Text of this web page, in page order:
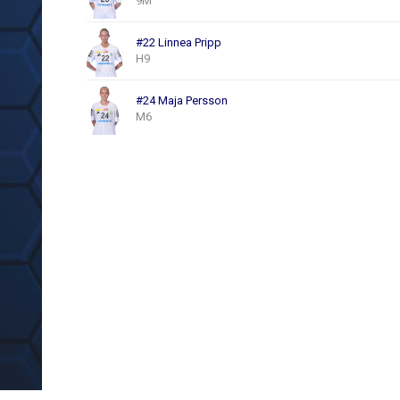
#22 Linnea Pripp
H9
#24 Maja Persson
M6